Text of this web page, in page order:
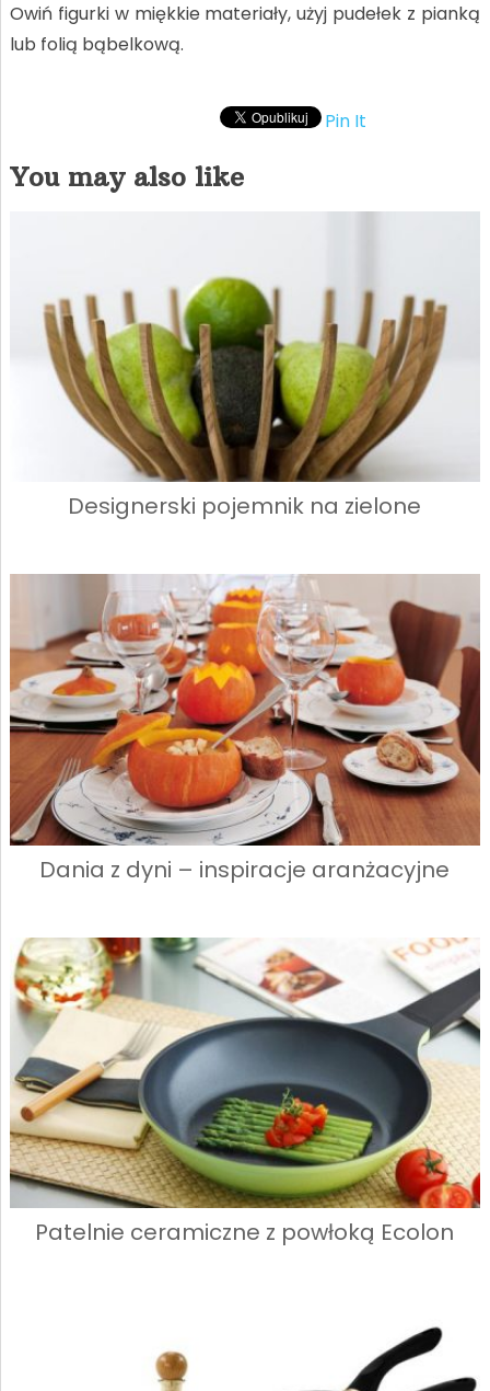
Owiń figurki w miękkie materiały, użyj pudełek z pianką
lub folią bąbelkową.
Pin It
You may also like
Designerski pojemnik na zielone
Dania z dyni – inspiracje aranżacyjne
Patelnie ceramiczne z powłoką Ecolon